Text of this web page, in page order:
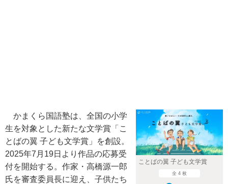
ことばの翼 子ども文学賞
全 4 枚
かまくら国語塾は、全国の小学
生を対象とした新たな文学賞「こ
とばの翼 子ども文学賞」を創設。
2025年7月19日より作品の応募受
付を開始する。作家・高橋源一郎
氏を審査委員長に迎え、子供たち